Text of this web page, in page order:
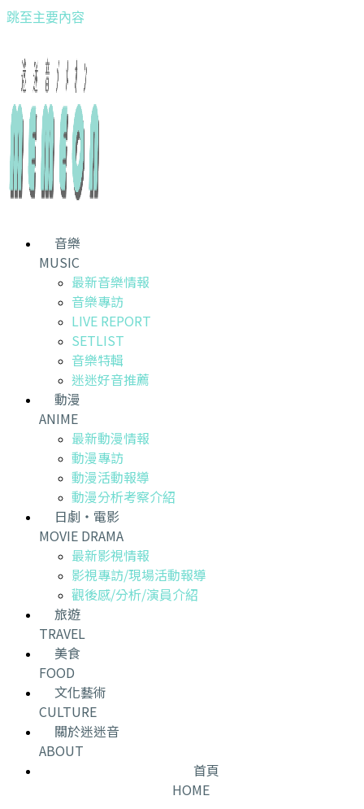
跳至主要內容
音樂
MUSIC
最新音樂情報
音樂專訪
LIVE REPORT
SETLIST
音樂特輯
迷迷好音推薦
動漫
ANIME
最新動漫情報
動漫專訪
動漫活動報導
動漫分析考察介紹
日劇・電影
MOVIE DRAMA
最新影視情報
影視專訪/現場活動報導
觀後感/分析/演員介紹
旅遊
TRAVEL
美食
FOOD
文化藝術
CULTURE
關於迷迷音
ABOUT
首頁
HOME